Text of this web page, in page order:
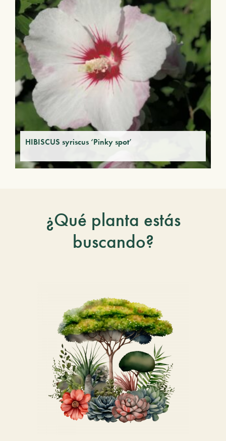
HIBISCUS syriscus ‘Pinky spot’
¿Qué planta estás
buscando?